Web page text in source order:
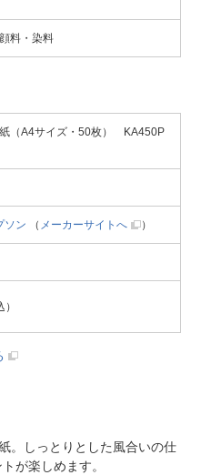
料・染料
（A4サイズ・50枚） KA450P
ソン （ メーカーサイトへ ）
。しっとりとした風合いの仕
が楽しめます。